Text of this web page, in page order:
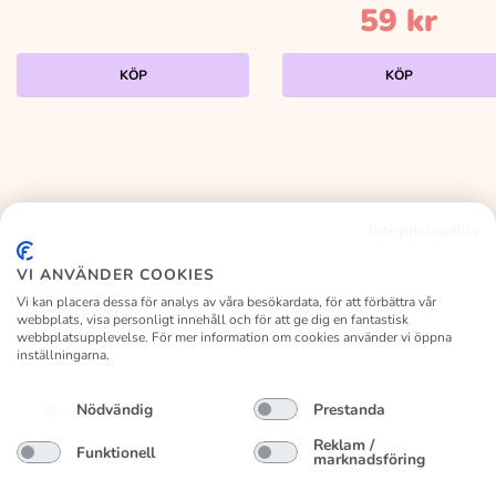
KÖP
59 kr
KÖP
Om kalaslagret Byte/retur
Köpvillkor
Privacy Policy
VI ANVÄNDER COOKIES
Vi kan placera dessa för analys av våra besökardata, för att förbättra vår
webbplats, visa personligt innehåll och för att ge dig en fantastisk
webbplatsupplevelse. För mer information om cookies använder vi öppna
inställningarna.
Nödvändig Prestanda
Funktionell Reklam /
marknadsföring